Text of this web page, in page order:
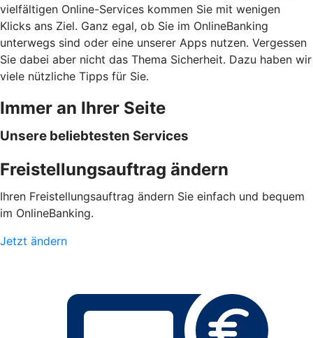
vielfältigen Online-Services kommen Sie mit wenigen
Klicks ans Ziel. Ganz egal, ob Sie im OnlineBanking
unterwegs sind oder eine unserer Apps nutzen. Vergessen
Sie dabei aber nicht das Thema Sicherheit. Dazu haben wir
viele nützliche Tipps für Sie.
Immer an Ihrer Seite
Unsere beliebtesten Services
Freistellungsauftrag ändern
Ihren Freistellungsauftrag ändern Sie einfach und bequem
im OnlineBanking.
Jetzt ändern